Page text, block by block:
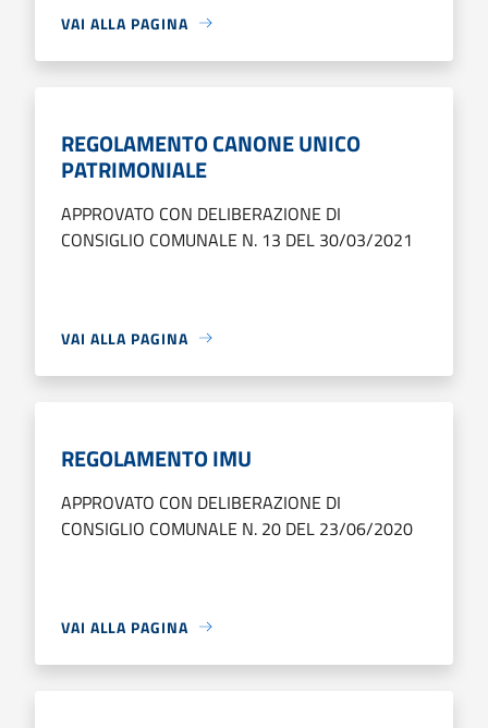
VAI ALLA PAGINA
REGOLAMENTO CANONE UNICO
PATRIMONIALE
APPROVATO CON DELIBERAZIONE DI
CONSIGLIO COMUNALE N. 13 DEL 30/03/2021
VAI ALLA PAGINA
REGOLAMENTO IMU
APPROVATO CON DELIBERAZIONE DI
CONSIGLIO COMUNALE N. 20 DEL 23/06/2020
VAI ALLA PAGINA